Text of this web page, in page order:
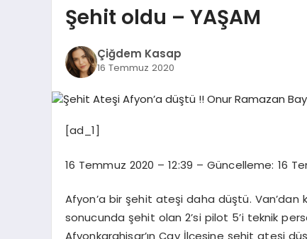
Şehit oldu – YAŞAM
Çiğdem Kasap
16 Temmuz 2020
[ad_1]
16 Temmuz 2020 – 12:39 – Güncelleme: 16
Afyon’a bir şehit ateşi daha düştü. Van’dan
sonucunda şehit olan 2’si pilot 5’i teknik
Afyonkarahisar’ın Çay İlçesine şehit ateşi